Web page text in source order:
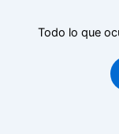
Todo lo que